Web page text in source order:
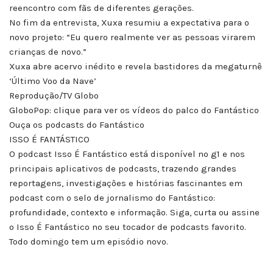
reencontro com fãs de diferentes gerações.
No fim da entrevista, Xuxa resumiu a expectativa para o
novo projeto: “Eu quero realmente ver as pessoas virarem
crianças de novo.”
Xuxa abre acervo inédito e revela bastidores da megaturnê
‘Último Voo da Nave’
Reprodução/TV Globo
GloboPop: clique para ver os vídeos do palco do Fantástico
Ouça os podcasts do Fantástico
ISSO É FANTÁSTICO
O podcast Isso É Fantástico está disponível no g1 e nos
principais aplicativos de podcasts, trazendo grandes
reportagens, investigações e histórias fascinantes em
podcast com o selo de jornalismo do Fantástico:
profundidade, contexto e informação. Siga, curta ou assine
o Isso É Fantástico no seu tocador de podcasts favorito.
Todo domingo tem um episódio novo.